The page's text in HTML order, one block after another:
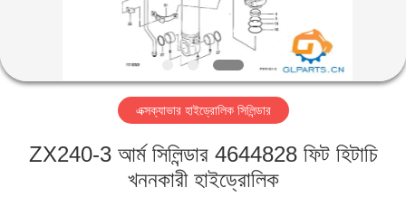
আমাদের
সম্পর্কে
কারখানা
এক্সক্যাভার হাইড্রোলিক সিলিন্ডার
ZX240-3 আর্ম সিলিন্ডার 4644828 ফিট হিটাচি
খননকারী হাইড্রোলিক